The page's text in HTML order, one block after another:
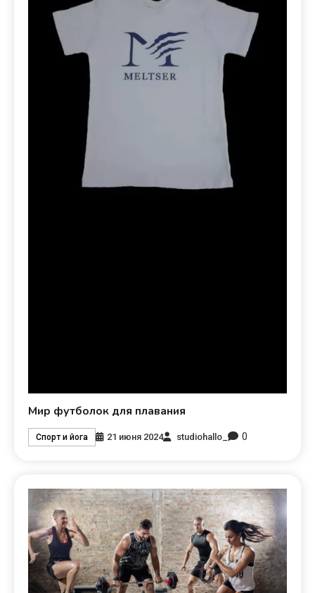
Мир футболок для плавания
Спорт и йога 21 июня 2024 studiohallo_ 0